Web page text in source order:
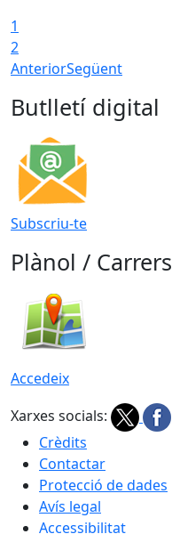
1
2
AnteriorSegüent
Butlletí digital
Subscriu-te
Plànol / Carrers
Accedeix
Xarxes socials:
Crèdits
Contactar
Protecció de dades
Avís legal
Accessibilitat